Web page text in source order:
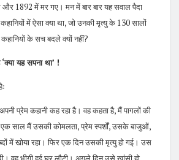
और 1892 में मर गए। मन में बार बार यह सवाल पैदा
में ऐसा क्या था, जो उनकी मृत्यु के 130 सालों
के सच बदले क्यों नहीं?
यह सपना था’ !
प्रेम कहानी कह रहा है। वह कहता है, मैं पागलों की
एक साल मैं उसकी कोमलता, प्रेम स्पर्शों, उसके बाजुओं,
में खोया रहा। फिर एक दिन उसकी मृत्यु हो गई। उस